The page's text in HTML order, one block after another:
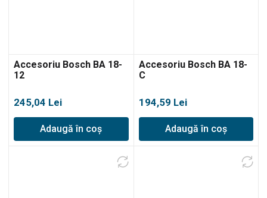
Accesoriu Bosch BA 18-
12
245,04 Lei
Adaugă în coș
Accesoriu Bosch BA 18-
C
194,59 Lei
Adaugă în coș